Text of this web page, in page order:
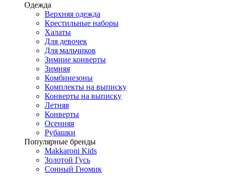
Одежда
Верхняя одежда
Крестильные наборы
Халаты
Для девочек
Для мальчиков
Зимние конверты
Зимняя
Комбинезоны
Комплекты на выписку
Конверты на выписку
Летняя
Конверты
Осенняя
Рубашки
Популярные бренды
Makkaroni Kids
Золотой Гусь
Сонный Гномик